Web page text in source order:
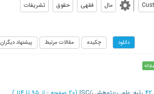
مال فقهی حقوق
تشریفات
دانلود چکیده مقالات مرتبط پیشنهاد دیگران
مقاله